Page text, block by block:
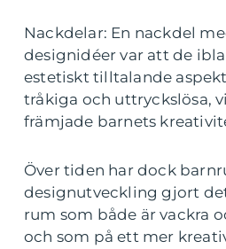
Nackdelar: En nackdel
designidéer var att de
estetiskt tilltalande
tråkiga och uttryckslösa,
främjade barnets
Över tiden har dock
designutveckling gjort
rum som både är vackra
och som på ett mer